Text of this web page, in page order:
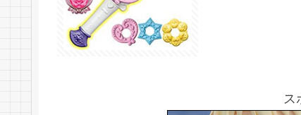
ス